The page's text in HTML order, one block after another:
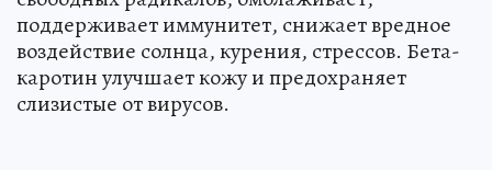
поддерживает иммунитет, снижает вредное
воздействие солнца, курения, стрессов. Бета-
каротин улучшает кожу и предохраняет
слизистые от вирусов.